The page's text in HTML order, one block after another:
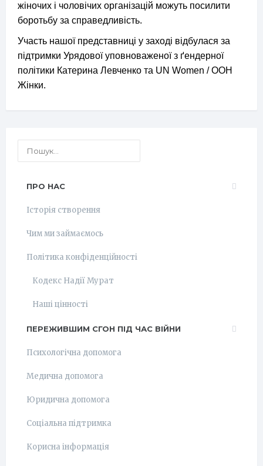
жіночих і чоловічих організацій можуть посилити
боротьбу за справедливість.
Участь нашої представниці у заході відбулася за
підтримки Урядової уповноваженої з ґендерної
політики Катерина Левченко та UN Women / ООН
Жінки.
ПРО НАС
Історія створення
Чим ми займаємось
Політика конфіденційності
Кодекс Надії Мурат
Наші цінності
ПЕРЕЖИВШИМ СГОН ПІД ЧАС ВІЙНИ
Психологічна допомога
Медична допомога
Юридична допомога
Соціальна підтримка
Корисна інформація